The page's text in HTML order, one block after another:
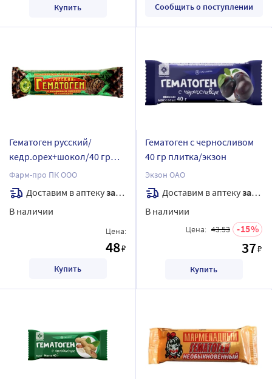
Купить Сообщить о поступлении
Гематоген русский/
кедр.орех+шокол/40 гр
плитка
Фарм-про ПК ООО
Доставим в аптекузавтра
В наличии
Цена:
48₽
Купить
Гематоген с черносливом
40 гр плитка/экзон
Экзон ОАО
Доставим в аптекузавтра
В наличии
Цена: 43.53 15
37₽
Купить